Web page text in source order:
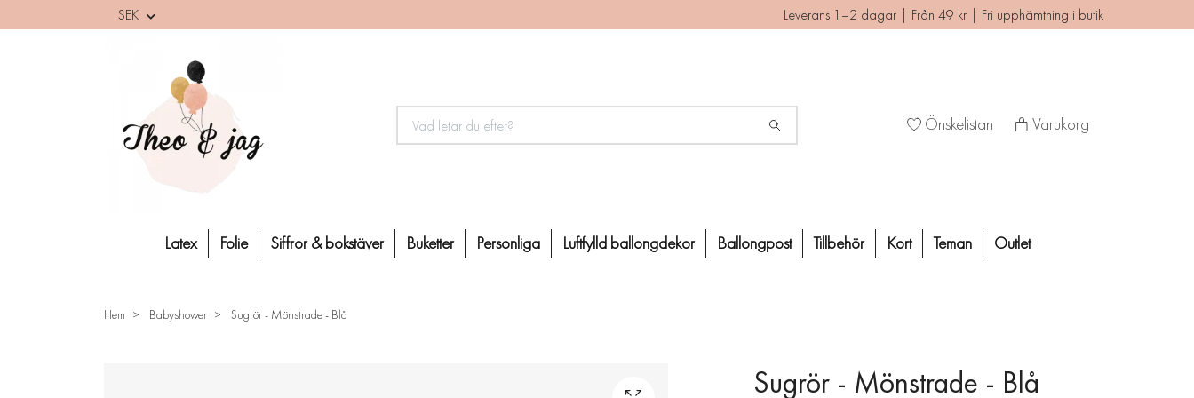
SEK Leverans 1–2 dagar | Från 49 kr | Fri upphämtning i butik
Önskelistan Varukorg
Latex Folie Siffror & bokstäver Buketter Personliga Luftfylld ballongdekor Ballongpost Tillbehör Kort Teman Outlet
Hem Babyshower Sugrör - Mönstrade - Blå
Sugrör - Mönstrade - Blå